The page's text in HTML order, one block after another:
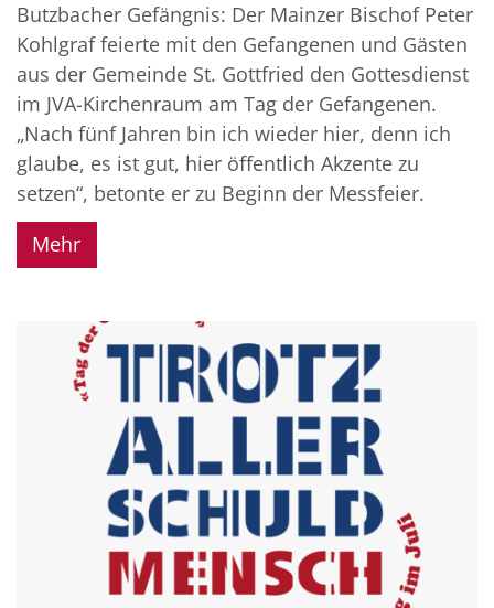
Butzbacher Gefängnis: Der Mainzer Bischof Peter
Kohlgraf feierte mit den Gefangenen und Gästen
aus der Gemeinde St. Gottfried den Gottesdienst
im JVA-Kirchenraum am Tag der Gefangenen.
„Nach fünf Jahren bin ich wieder hier, denn ich
glaube, es ist gut, hier öffentlich Akzente zu
setzen“, betonte er zu Beginn der Messfeier.
Mehr